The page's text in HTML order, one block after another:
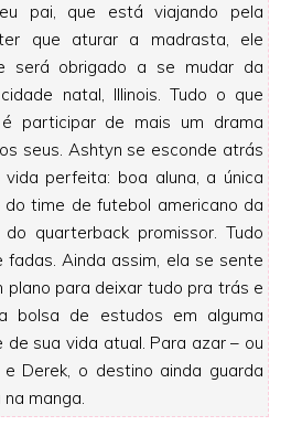
pai, que está viajando pela
que aturar a madrasta, ele
será obrigado a se mudar da
natal, Illinois. Tudo o que
participar de mais um drama
seus. Ashtyn se esconde atrás
perfeita: boa aluna, a única
do time de futebol americano da
quarterback promissor. Tudo
fadas. Ainda assim, ela se sente
plano para deixar tudo pra trás e
bolsa de estudos em alguma
de sua vida atual. Para azar – ou
Derek, o destino ainda guarda
manga.